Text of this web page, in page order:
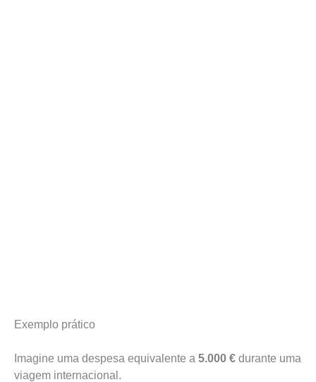
Exemplo prático
Imagine uma despesa equivalente a 5.000 € durante uma
viagem internacional.